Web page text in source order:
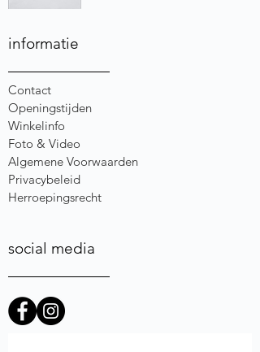
informatie
Contact
Openingstijden
Winkelinfo
Foto & Video
Algemene Voorwaarden
Privacybeleid
Herroepingsrecht
social media